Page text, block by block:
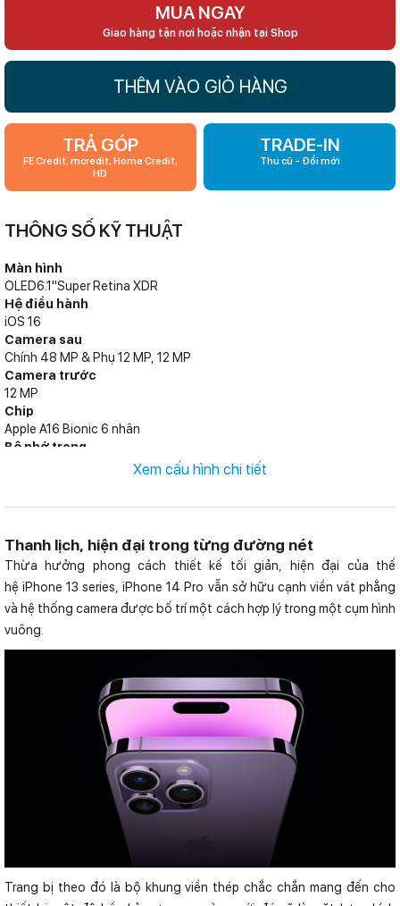
MUA NGAY
Giao hàng tận nơi hoặc nhận tại Shop
THÊM VÀO GIỎ HÀNG
TRẢ GÓP
FE Credit, mcredit, Home Credit,
HD
TRADE-IN
Thu cũ - Đổi mới
THÔNG SỐ KỸ THUẬT
Màn hình
OLED6.1"Super Retina XDR
Hệ điều hành
iOS 16
Camera sau
Chính 48 MP & Phụ 12 MP, 12 MP
Camera trước
12 MP
Chip
Apple A16 Bionic 6 nhân
Bộ nhớ trong
128 GB, 256 GB, 512 GB, 1 TBXem cấu hình chi tiết
Thanh lịch, hiện đại trong từng đường nét
Thừa hưởng phong cách thiết kế tối giản, hiện đại của thế
hệ iPhone 13 series, iPhone 14 Pro vẫn sở hữu cạnh viền vát phẳng
và hệ thống camera được bố trí một cách hợp lý trong một cụm hình
vuông.
Trang bị theo đó là bộ khung viền thép chắc chắn mang đến cho